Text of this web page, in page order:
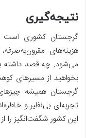
نتیجه‌گیری
گرجستان کشوری است
هزینه‌های
می‌شود. چه قصد داشته
بخواهید از مسیرهای
گرجستان همیشه
تجربه‌ای بی‌نظیر و
این کشور شگفت‌انگیز را